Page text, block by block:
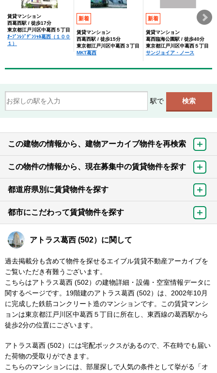
賃貸マンション
西葛西駅 / 徒歩17分
東京都江戸川区中葛西５丁目
ｵｰﾌﾟﾝﾚｼﾞﾃﾞﾝｼｬﾙ葛西（１００
１）
新着
賃貸マンション
西葛西駅 / 徒歩15分
東京都江戸川区中葛西３丁目
MKT葛西
新着
賃貸マンション
葛西臨海公園駅 / 徒歩40分
東京都江戸川区中葛西５丁目
サンジョイア・ノース
駅で
この建物の情報から、建物アーカイブ物件を再検索
この物件の情報から、現在募集中の賃貸物件を探す
都道府県別に賃貸物件を探す
都市にこだわって賃貸物件を探す
アトラス葛西 (502）に関して
過去掲載分も含めて物件を探せるエイブル賃貸不動産アーカイブを
ご覧いただき有難うございます。
こちらはアトラス葛西 (502）の建物詳細・設備・空室情報データに
関するページです。19階建のアトラス葛西 (502）は、2002年10月
に完成した鉄筋コンクリート造のマンションです。この賃貸マンシ
ョンは東京都江戸川区中葛西５丁目に所在し、東西線の葛西駅から
徒歩2分の位置にございます。
アトラス葛西 (502）には宅配ボックスがあるので、不在時でも届い
た荷物の受取りができます。
こちらのマンションには、部屋探しで人気の条件として挙がる「オ